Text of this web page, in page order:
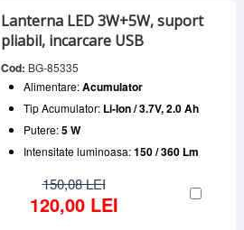
Lanterna LED 3W+5W, suport
pliabil, incarcare USB
Cod: BG-85335
Alimentare:Acumulator
Tip Acumulator: Li-Ion / 3.7V, 2.0 Ah
Putere:5 W
Intensitate luminoasa:150 / 360 Lm
150,08 LEI
120,00 LEI